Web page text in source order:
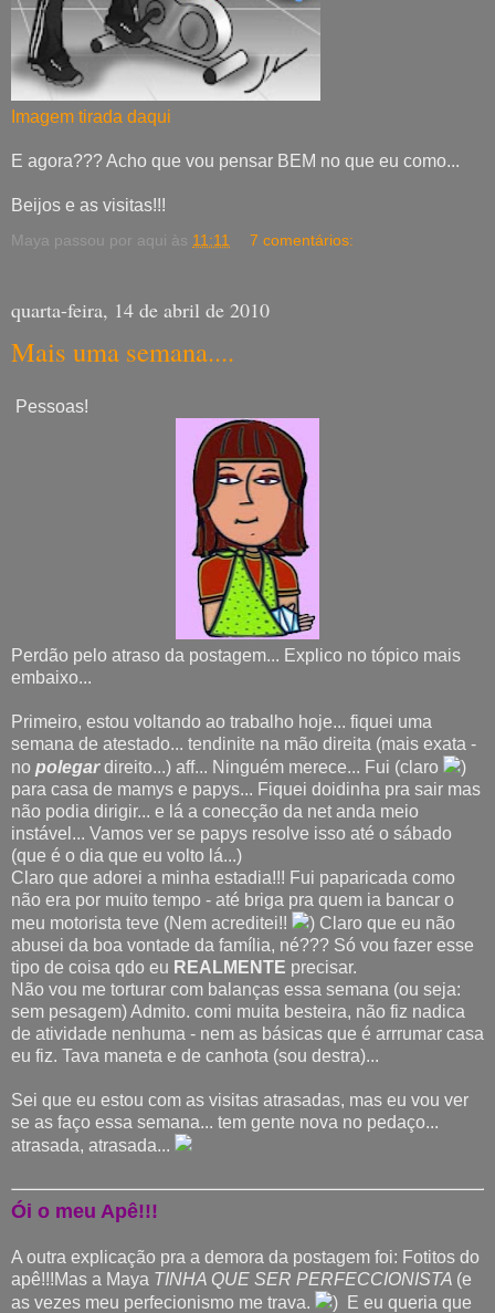
Imagem tirada daqui
E agora??? Acho que vou pensar BEM no que eu como...
Beijos e as visitas!!!
Maya passou por aqui às 11:11 7 comentários:
quarta-feira, 14 de abril de 2010
Mais uma semana....
Pessoas!
Perdão pelo atraso da postagem... Explico no tópico mais
embaixo...
Primeiro, estou voltando ao trabalho hoje... fiquei uma
semana de atestado... tendinite na mão direita (mais exata -
no polegardireito...) aff... Ninguém merece... Fui (claro
)
para casa de mamys e papys... Fiquei doidinha pra sair mas
não podia dirigir... e lá a conecção da net anda meio
instável... Vamos ver se papys resolve isso até o sábado
(que é o dia que eu volto lá...)
Claro que adorei a minha estadia!!! Fui paparicada como
não era por muito tempo - até briga pra quem ia bancar o
meu motorista teve (Nem acreditei!!
) Claro que eu não
abusei da boa vontade da família, né??? Só vou fazer esse
tipo de coisa qdo eu REALMENTE precisar.
Não vou me torturar com balanças essa semana (ou seja:
sem pesagem) Admito. comi muita besteira, não fiz nadica
de atividade nenhuma - nem as básicas que é arrrumar casa
eu fiz. Tava maneta e de canhota (sou destra)...
Sei que eu estou com as visitas atrasadas, mas eu vou ver
se as faço essa semana... tem gente nova no pedaço...
atrasada, atrasada...
Ói o meu Apê!!!
A outra explicação pra a demora da postagem foi: Fotitos do
apê!!!Mas a Maya TINHA QUE SER PERFECCIONISTA (e
as vezes meu perfecionismo me trava.
) E eu queria que